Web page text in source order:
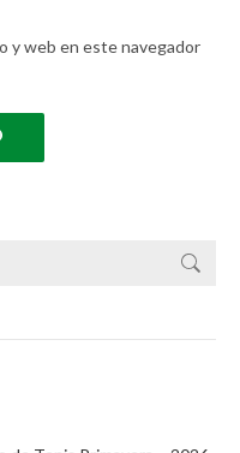
y web en este navegador